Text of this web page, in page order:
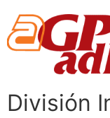
División